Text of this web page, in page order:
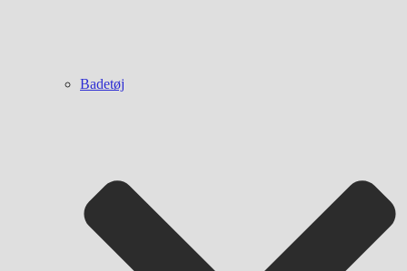
Badetøj